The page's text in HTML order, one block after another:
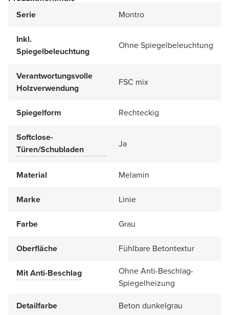
Serie
Montro
Inkl.
Spiegelbeleuchtung
Ohne Spiegelbeleuchtung
Verantwortungsvolle
Holzverwendung
FSC mix
Spiegelform Rechteckig
Softclose-
Türen/Schubladen
Ja
Material Melamin
Marke Linie
Farbe Grau
Oberfläche Fühlbare Betontextur
Mit Anti-Beschlag
Ohne Anti-Beschlag-
Spiegelheizung
Detailfarbe
Beton dunkelgrau